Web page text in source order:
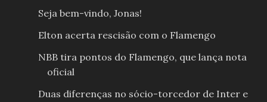
Seja bem-vindo, Jonas!
Elton acerta rescisão com o Flamengo
NBB tira pontos do Flamengo, que lança nota
oficial
Duas diferenças no sócio-torcedor de Inter e